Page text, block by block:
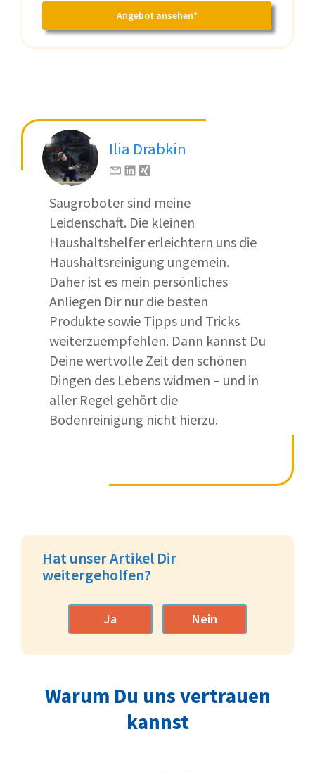
Angebot ansehen*
Ilia Drabkin
Saugroboter sind meine
Leidenschaft. Die kleinen
Haushaltshelfer erleichtern uns die
Haushaltsreinigung ungemein.
Daher ist es mein persönliches
Anliegen Dir nur die besten
Produkte sowie Tipps und Tricks
weiterzuempfehlen. Dann kannst Du
Deine wertvolle Zeit den schönen
Dingen des Lebens widmen – und in
aller Regel gehört die
Bodenreinigung nicht hierzu.
Hat unser Artikel Dir
weitergeholfen?
Ja Nein
Warum Du uns vertrauen
kannst